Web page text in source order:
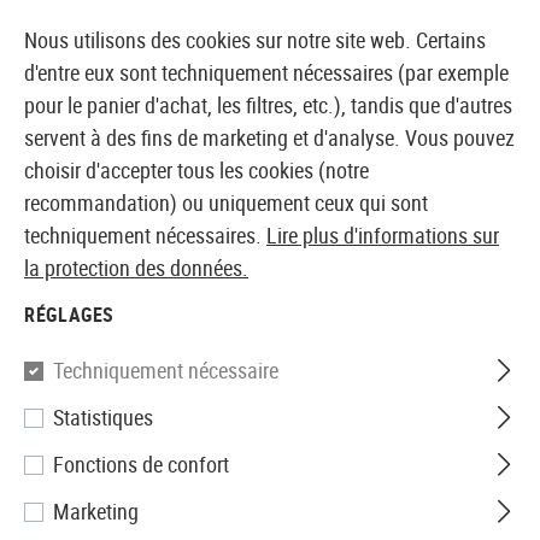
BOUTIQUE ET GROSSISTE EUROPÉEN AIRSOFT
Marques AW Custom
AW CUSTOM
90 Produits
Filtre
Nous utilisons des cookies sur notre site web. Certains
d'entre eux sont techniquement nécessaires (par exemple
pour le panier d'achat, les filtres, etc.), tandis que d'autres
servent à des fins de marketing et d'analyse. Vous pouvez
choisir d'accepter tous les cookies (notre
recommandation) ou uniquement ceux qui sont
techniquement nécessaires. Lire plus d'informations sur
la protection des données.
RÉGLAGES
Techniquement nécessaire
Statistiques
Fonctions de confort
Marketing